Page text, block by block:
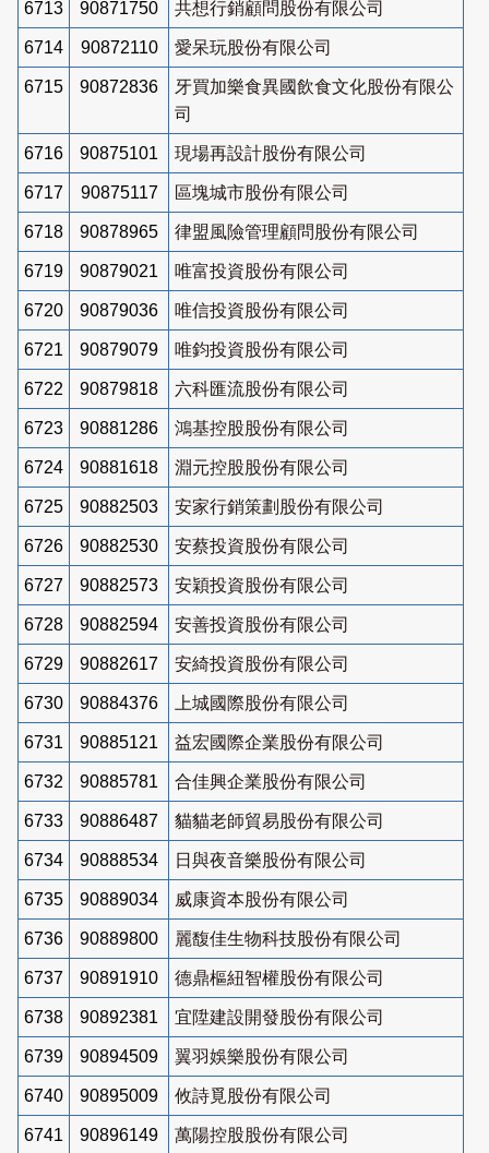
6713 90871750 共想行銷顧問股份有限公司
6714 90872110 愛呆玩股份有限公司
6715 90872836
牙買加樂食異國飲食文化股份有限公
司
6716 90875101 現場再設計股份有限公司
6717 90875117 區塊城市股份有限公司
6718 90878965 律盟風險管理顧問股份有限公司
6719 90879021 唯富投資股份有限公司
6720 90879036 唯信投資股份有限公司
6721 90879079 唯鈞投資股份有限公司
6722 90879818 六科匯流股份有限公司
6723 90881286 鴻基控股股份有限公司
6724 90881618 淵元控股股份有限公司
6725 90882503 安家行銷策劃股份有限公司
6726 90882530 安蔡投資股份有限公司
6727 90882573 安穎投資股份有限公司
6728 90882594 安善投資股份有限公司
6729 90882617 安綺投資股份有限公司
6730 90884376 上城國際股份有限公司
6731 90885121 益宏國際企業股份有限公司
6732 90885781 合佳興企業股份有限公司
6733 90886487 貓貓老師貿易股份有限公司
6734 90888534 日與夜音樂股份有限公司
6735 90889034 威康資本股份有限公司
6736 90889800 麗馥佳生物科技股份有限公司
6737 90891910 德鼎樞紐智權股份有限公司
6738 90892381 宜陞建設開發股份有限公司
6739 90894509 翼羽娛樂股份有限公司
6740 90895009 攸詩覓股份有限公司
6741 90896149 萬陽控股股份有限公司